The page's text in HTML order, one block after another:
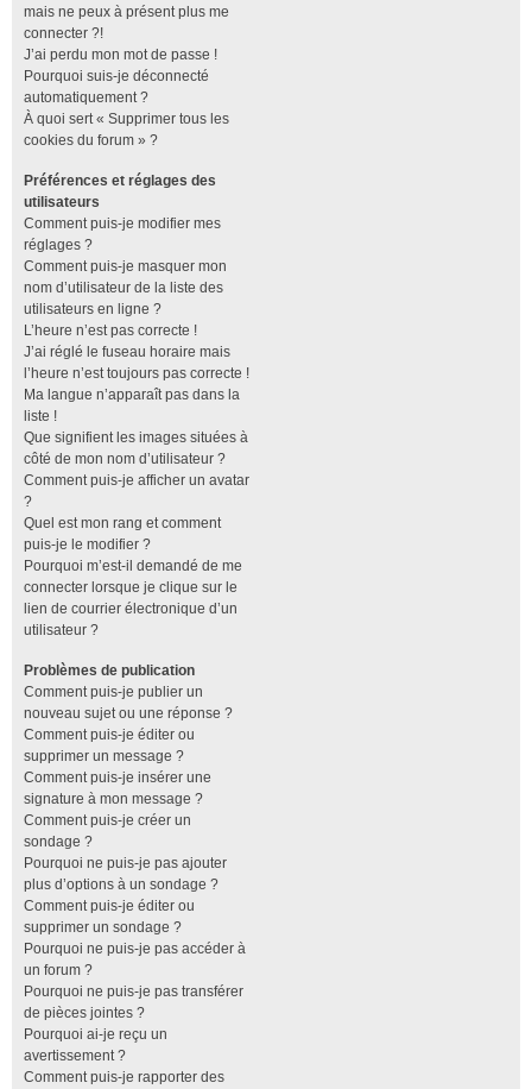
mais ne peux à présent plus me
connecter ?!
J’ai perdu mon mot de passe !
Pourquoi suis-je déconnecté
automatiquement ?
À quoi sert « Supprimer tous les
cookies du forum » ?
Préférences et réglages des
utilisateurs
Comment puis-je modifier mes
réglages ?
Comment puis-je masquer mon
nom d’utilisateur de la liste des
utilisateurs en ligne ?
L’heure n’est pas correcte !
J’ai réglé le fuseau horaire mais
l’heure n’est toujours pas correcte !
Ma langue n’apparaît pas dans la
liste !
Que signifient les images situées à
côté de mon nom d’utilisateur ?
Comment puis-je afficher un avatar
?
Quel est mon rang et comment
puis-je le modifier ?
Pourquoi m’est-il demandé de me
connecter lorsque je clique sur le
lien de courrier électronique d’un
utilisateur ?
Problèmes de publication
Comment puis-je publier un
nouveau sujet ou une réponse ?
Comment puis-je éditer ou
supprimer un message ?
Comment puis-je insérer une
signature à mon message ?
Comment puis-je créer un
sondage ?
Pourquoi ne puis-je pas ajouter
plus d’options à un sondage ?
Comment puis-je éditer ou
supprimer un sondage ?
Pourquoi ne puis-je pas accéder à
un forum ?
Pourquoi ne puis-je pas transférer
de pièces jointes ?
Pourquoi ai-je reçu un
avertissement ?
Comment puis-je rapporter des